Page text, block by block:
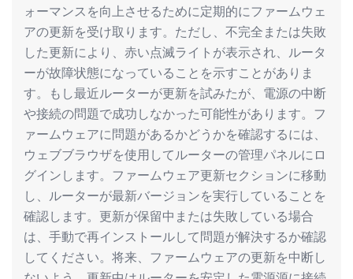
ォーマンスを向上させるために定期的にファームウェ
アの更新を受け取ります。ただし、不完全または失敗
した更新により、赤い点滅ライトが表示され、ルータ
ーが故障状態になっていることを示すことがありま
す。もし最近ルーターが更新を試みたが、電源の中断
や接続の問題で成功しなかった可能性があります。フ
ァームウェアに問題があるかどうかを確認するには、
ウェブブラウザを使用してルーターの管理パネルにロ
グインします。ファームウェア更新セクションに移動
し、ルーターが最新バージョンを実行していることを
確認します。更新が保留中または失敗している場合
は、手動で再インストールして問題が解決するか確認
してください。将来、ファームウェアの更新を中断し